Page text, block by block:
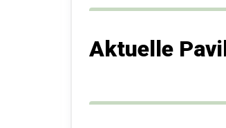
Aktuelle